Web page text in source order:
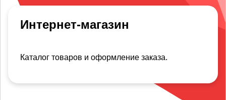
Интернет-магазин
Каталог товаров и оформление заказа.